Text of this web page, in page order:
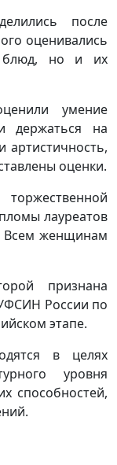
после
оценивались
блюд, но и их
умение
держаться на
артистичность,
оценки.
лауреатов
Всем женщинам
признана
России по
этапе.
в целях
уровня
способностей,